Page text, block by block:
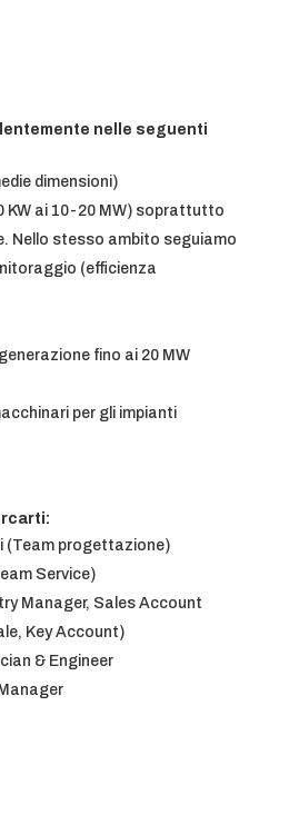
nelle seguenti
dimensioni)
KW ai 10-20 MW) soprattutto
Nello stesso ambito seguiamo
(efficienza
fino ai 20 MW
per gli impianti
(Team progettazione)
Service)
Manager, Sales Account
Key Account)
& Engineer